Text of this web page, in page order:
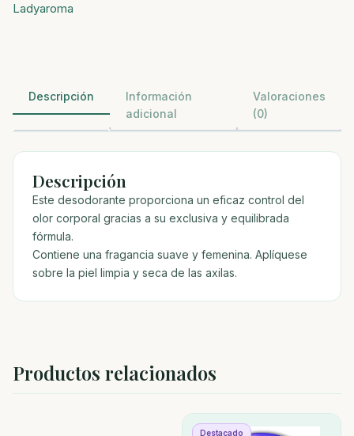
cantidad
Ladyaroma
Descripción
Información
adicional
Valoraciones
(0)
Descripción
Este desodorante proporciona un eficaz control del
olor corporal gracias a su exclusiva y equilibrada
fórmula.
Contiene una fragancia suave y femenina. Aplíquese
sobre la piel limpia y seca de las axilas.
Productos relacionados
Destacado